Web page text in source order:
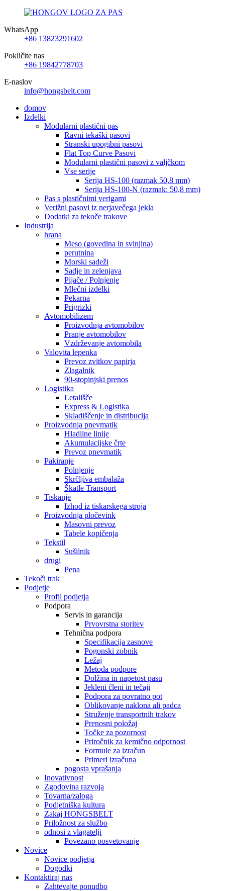
WhatsApp
+86 13823291602
Pokličite nas
+86 19842778703
E-naslov
info@hongsbelt.com
domov
Izdelki
Modularni plastični pas
Ravni tekaški pasovi
Stranski upogibni pasovi
Flat Top Curve Pasovi
Modularni plastični pasovi z valjčkom
Vse serije
Serija HS-100 (razmak 50,8 mm)
Serija HS-100-N (razmak: 50,8 mm)
Pas s plastičnimi verigami
Verižni pasovi iz nerjavečega jekla
Dodatki za tekoče trakove
Industrija
hrana
Meso (govedina in svinjina)
perutnina
Morski sadeži
Sadje in zelenjava
Pijače / Polnjenje
Mlečni izdelki
Pekarna
Prigrizki
Avtomobilizem
Proizvodnja avtomobilov
Pranje avtomobilov
Vzdrževanje avtomobila
Valovita lepenka
Prevoz zvitkov papirja
Zlagalnik
90-stopinjski prenos
Logistika
Letališče
Express & Logistika
Skladiščenje in distribucija
Proizvodnja pnevmatik
Hladilne linije
Akumulacijske črte
Prevoz pnevmatik
Pakiranje
Polnjenje
Skrčljiva embalaža
Škatle Transport
Tiskanje
Izhod iz tiskarskega stroja
Proizvodnja pločevink
Masovni prevoz
Tabele kopičenja
Tekstil
Sušilnik
drugi
Pena
Tekoči trak
Podjetje
Profil podjetja
Podpora
Servis in garancija
Prvovrstna storitev
Tehnična podpora
Specifikacija zasnove
Pogonski zobnik
Ležaj
Metoda podpore
Dolžina in napetost pasu
Jekleni členi in tečaji
Podpora za povratno pot
Oblikovanje naklona ali padca
Struženje transportnih trakov
Prenosni položaj
Točke za pozornost
Priročnik za kemično odpornost
Formule za izračun
Primeri izračuna
pogosta vprašanja
Inovativnost
Zgodovina razvoja
Tovarna/zaloga
Podjetniška kultura
Zakaj HONGSBELT
Priložnost za službo
odnosi z vlagatelji
Povezano posvetovanje
Novice
Novice podjetja
Dogodki
Kontaktiraj nas
Zahtevajte ponudbo